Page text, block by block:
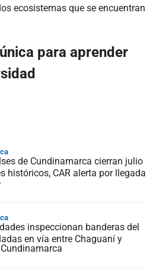
ecosistemas que se encuentran
para aprender
de Cundinamarca cierran julio
históricos, CAR alerta por llegada
inspeccionan banderas del
en vía entre Chaguaní y